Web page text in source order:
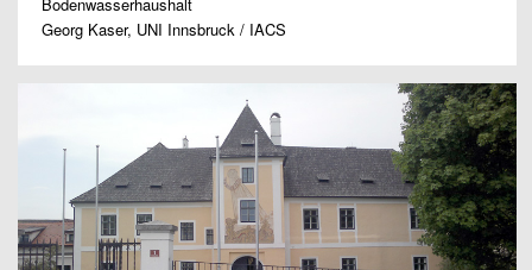
Georg Kaser, UNI Innsbruck / IACS